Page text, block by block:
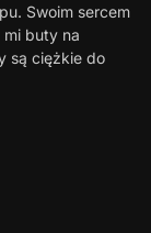
Swoim sercem
mi buty na
są ciężkie do